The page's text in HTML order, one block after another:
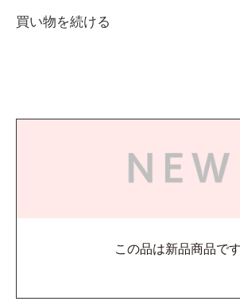
買い物を続ける
この品は新品商品です